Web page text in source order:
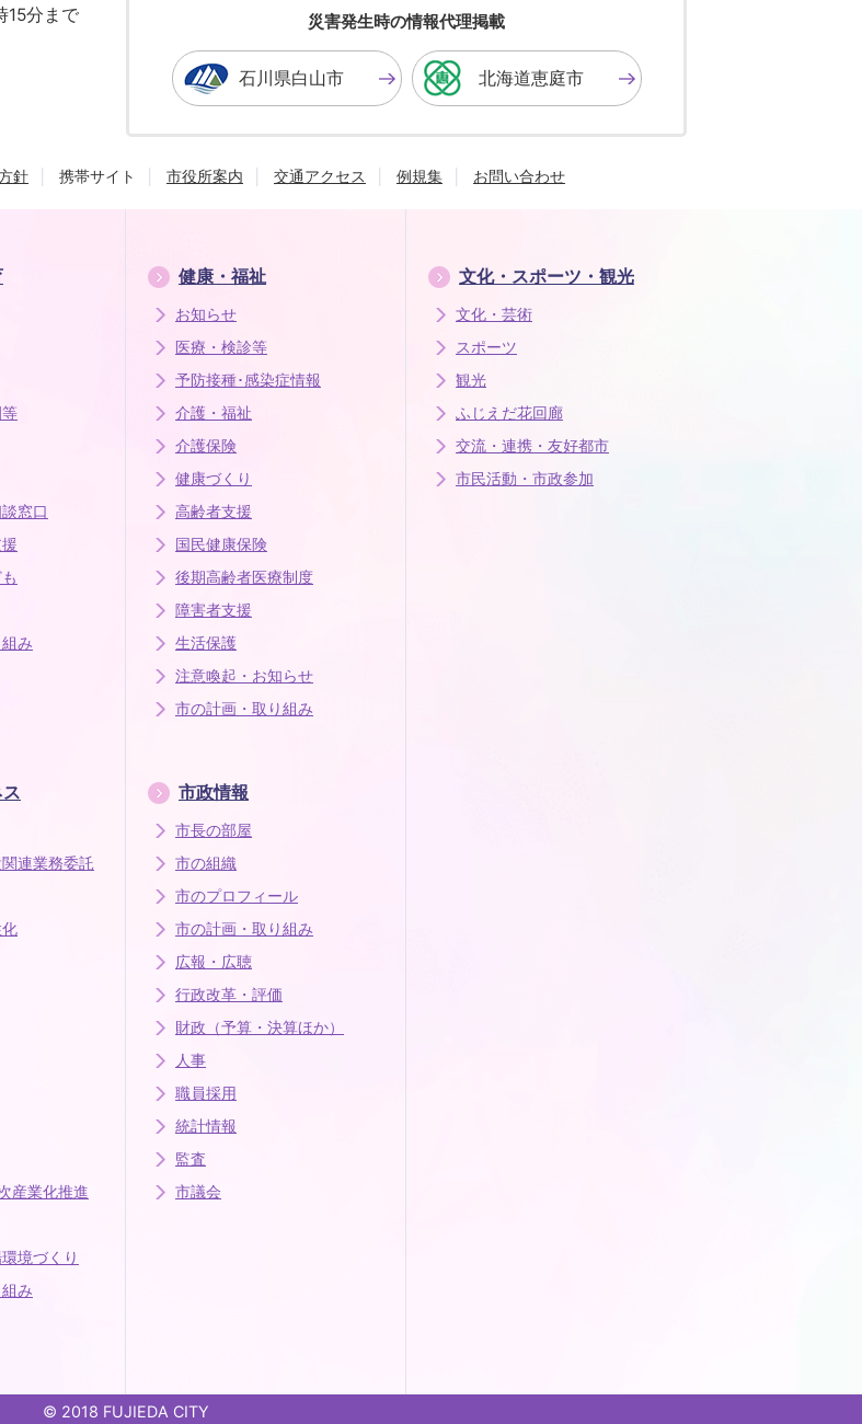
15分まで
色
す
る
色
る
る
災害発生時の情報代理掲載
石川県白山市 北海道恵庭市
針 携帯サイト 市役所案内 交通アクセス 例規集 お問い合わせ
窓口
み
健康・福祉
お知らせ
医療・検診等
予防接種･感染症情報
介護・福祉
介護保険
健康づくり
高齢者支援
国民健康保険
後期高齢者医療制度
障害者支援
生活保護
注意喚起・お知らせ
市の計画・取り組み
文化・スポーツ・観光
文化・芸術
スポーツ
観光
ふじえだ花回廊
交流・連携・友好都市
市民活動・市政参加
連業務委託
産業化推進
境づくり
み
市政情報
市長の部屋
市の組織
市のプロフィール
市の計画・取り組み
広報・広聴
行政改革・評価
財政（予算・決算ほか）
人事
職員採用
統計情報
監査
市議会
© 2018 FUJIEDA CITY